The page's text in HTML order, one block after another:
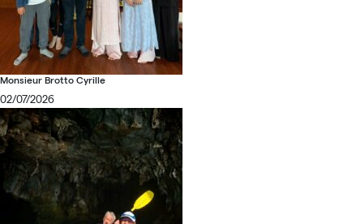
Monsieur Brotto Cyrille
02/07/2026